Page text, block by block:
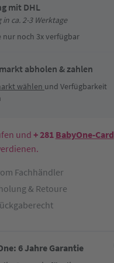
mit DHL
ca. 2-3 Werktage
nur noch 3x verfügbar
abholen & zahlen
wählen und Verfügbarkeit
und + 281 BabyOne-Card
Fachhändler
& Retoure
6 Jahre Garantie